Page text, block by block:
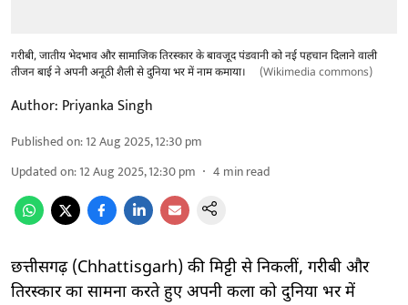
गरीबी, जातीय भेदभाव और सामाजिक तिरस्कार के बावजूद पंडवानी को नई पहचान दिलाने वाली
तीजन बाई ने अपनी अनूठी शैली से दुनिया भर में नाम कमाया।
(Wikimedia commons)
Author: Priyanka Singh
Published on:12 Aug 2025, 12:30 pm
Updated on:12 Aug 2025, 12:30 pm 4 min read
छत्तीसगढ़ (Chhattisgarh) की मिट्टी से निकलीं, गरीबी और
तिरस्कार का सामना करते हुए अपनी कला को दुनिया भर में